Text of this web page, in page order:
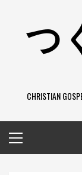
つ
CHRISTIAN
イ
ン